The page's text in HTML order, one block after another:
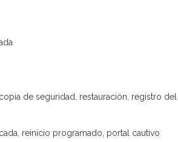
de seguridad, restauración, registro
reinicio programado, portal cautivo